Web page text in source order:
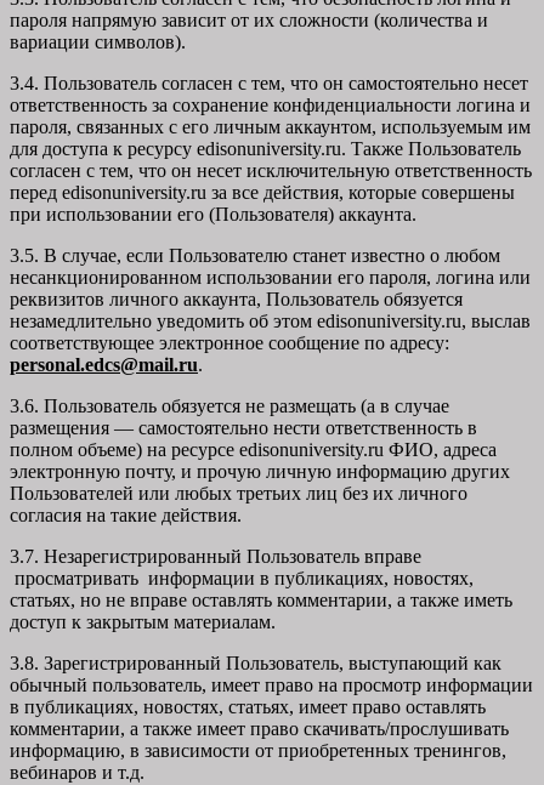
пароля напрямую зависит от их сложности (количества и
вариации символов).
3.4. Пользователь согласен с тем, что он самостоятельно несет
ответственность за сохранение конфиденциальности логина и
пароля, связанных с его личным аккаунтом, используемым им
для доступа к ресурсу edisonuniversity.ru. Также Пользователь
согласен с тем, что он несет исключительную ответственность
перед edisonuniversity.ru за все действия, которые совершены
при использовании его (Пользователя) аккаунта.
3.5. В случае, если Пользователю станет известно о любом
несанкционированном использовании его пароля, логина или
реквизитов личного аккаунта, Пользователь обязуется
незамедлительно уведомить об этом edisonuniversity.ru, выслав
соответствующее электронное сообщение по адресу:
personal.edcs@mail.ru.
3.6. Пользователь обязуется не размещать (а в случае
размещения — самостоятельно нести ответственность в
полном объеме) на ресурсе edisonuniversity.ru ФИО, адреса
электронную почту, и прочую личную информацию других
Пользователей или любых третьих лиц без их личного
согласия на такие действия.
3.7. Незарегистрированный Пользователь вправе
просматривать информации в публикациях, новостях,
статьях, но не вправе оставлять комментарии, а также иметь
доступ к закрытым материалам.
3.8. Зарегистрированный Пользователь, выступающий как
обычный пользователь, имеет право на просмотр информации
в публикациях, новостях, статьях, имеет право оставлять
комментарии, а также имеет право скачивать/прослушивать
информацию, в зависимости от приобретенных тренингов,
вебинаров и т.д.